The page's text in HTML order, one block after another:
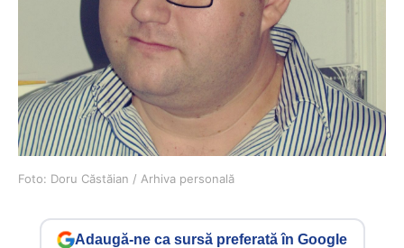
Foto: Doru Căstăian / Arhiva personală
Adaugă-ne ca sursă preferată în Google